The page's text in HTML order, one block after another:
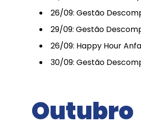
26/09: Gestão
29/09: Gestão
26/09: Happy Hour
30/09: Gestão
Outubro